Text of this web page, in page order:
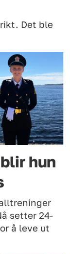
Det ble
hun
setter 24-
å leve ut